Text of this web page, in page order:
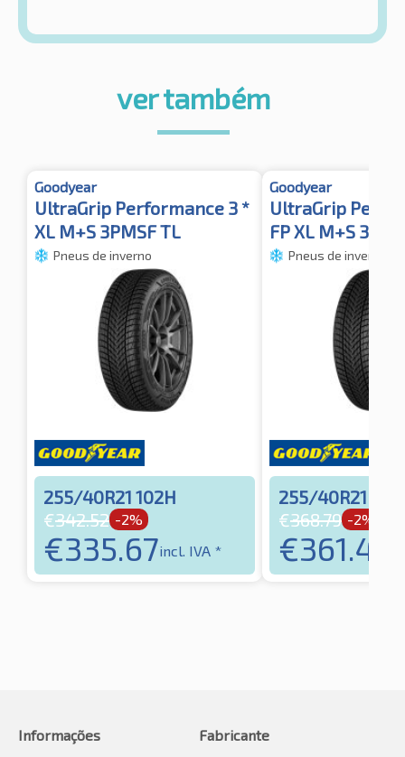
ver também
Goodyear
UltraGrip Performance 3 *
XL M+S 3PMSF TL
Pneus de inverno
255/40R21 102H
€342.52 -2%
€335.67incl. IVA *
Goodyear
UltraGrip
FP XL M+S
Pneus de inverno
255/40R21
€368.79 -2%
€361.42
Informações
Fabricante